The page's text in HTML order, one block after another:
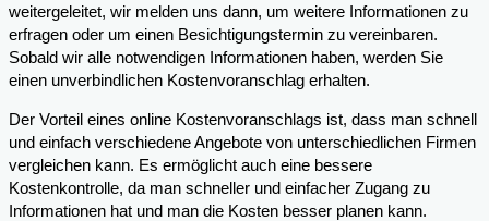
weitergeleitet, wir melden uns dann, um weitere Informationen zu
erfragen oder um einen Besichtigungstermin zu vereinbaren.
Sobald wir alle notwendigen Informationen haben, werden Sie
einen unverbindlichen Kostenvoranschlag erhalten.
Der Vorteil eines online Kostenvoranschlags ist, dass man schnell
und einfach verschiedene Angebote von unterschiedlichen Firmen
vergleichen kann. Es ermöglicht auch eine bessere
Kostenkontrolle, da man schneller und einfacher Zugang zu
Informationen hat und man die Kosten besser planen kann.